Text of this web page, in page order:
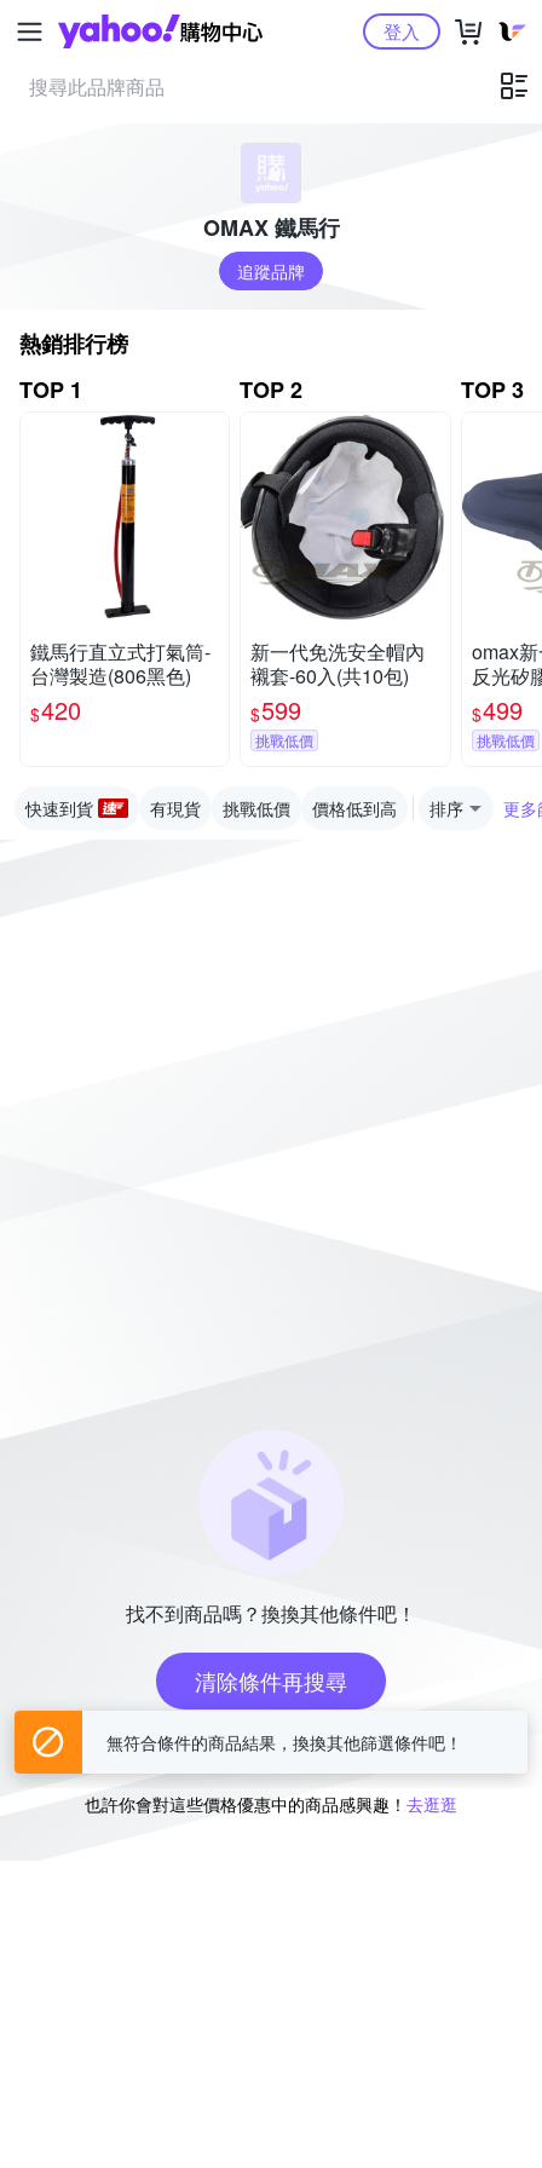
Yahoo購物中心登入
OMAX 鐵馬行
追蹤品牌
熱銷排行榜
TOP 1
鐵馬行直立式打氣筒-
台灣製造(806黑色)
$420
TOP 2
新一代免洗安全帽內
襯套-60入(共10包)
$599
挑戰低價
TOP 3
omax
反光矽
$499
挑戰低價
快速到貨 有現貨 挑戰低價 價格低到高 排序 更多
找不到商品嗎？換換其他條件吧！
清除條件再搜尋
或
也許你會對這些價格優惠中的商品感興趣！ 去逛逛
無符合條件的商品結果，換換其他篩選條件吧！